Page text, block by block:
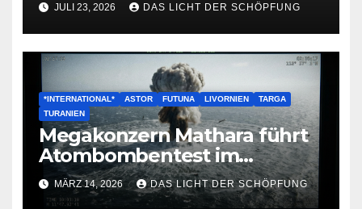
JULI 23, 2026 DAS LICHT DER SCHÖPFUNG
*INTERNATIONAL* ASTOR FUTUNA LIVORNIEN
TARGA
TURANIEN
Megakonzern Mathara führt
Atombombentest im
Nordanik durch
MÄRZ 14, 2026 DAS LICHT DER SCHÖPFUNG